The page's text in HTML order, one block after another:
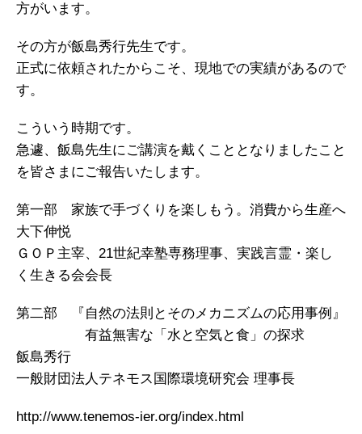
方がいます。
その方が飯島秀行先生です。
正式に依頼されたからこそ、現地での実績があるので
す。
こういう時期です。
急遽、飯島先生にご講演を戴くこととなりましたこと
を皆さまにご報告いたします。
第一部 家族で手づくりを楽しもう。消費から生産へ
大下伸悦
ＧＯＰ主宰、21世紀幸塾専務理事、実践言霊・楽し
く生きる会会長
第二部 『自然の法則とそのメカニズムの応用事例』
有益無害な「水と空気と食」の探求
飯島秀行
一般財団法人テネモス国際環境研究会 理事長
http://www.tenemos-ier.org/index.html